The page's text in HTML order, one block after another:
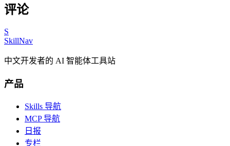
评论
S
SkillNav
中文开发者的 AI 智能体工具站
产品
Skills 导航
MCP 导航
日报
专栏